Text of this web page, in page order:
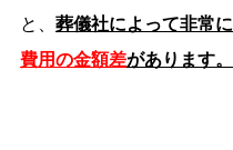
と、 葬儀社によって非常に
費用の金額差があります。